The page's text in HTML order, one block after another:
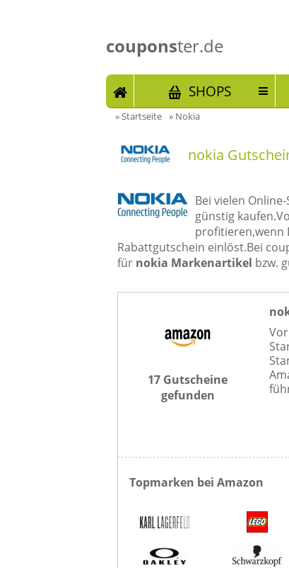
couponster.de
START SHOPS
»Startseite » Nokia
nokia
Bei vielen
günstig
profitieren,wenn
Rabattgutschein einlöst.Bei
für nokia Markenartikel bzw.
17 Gutscheine
gefunden
Topmarken bei Amazon